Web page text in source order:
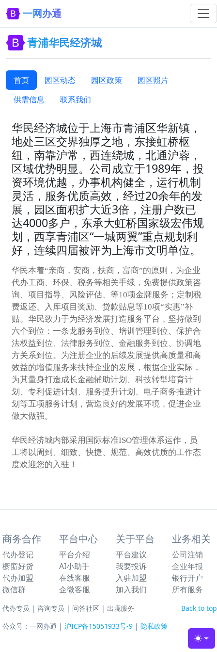
一网办通
青浦华民经济城
首页 园区动态 园区政策
园区照片
供需信息
联系我们
华民经济城位于上海市青浦区华新镇，
地处三区交界独厚之地，东接虹桥枢
纽，南靠沪常，西连绕城，北通沪蓉，
区域优势明显。公司成立于1989年，投
资环境优越，办事机构健全，运行机制
灵活，服务优质高效，经过20余年的发
展，园区面积扩大近3倍，注册户数已
达4000多户，东承大虹桥国家级宏伟规
划，西享青浦区“一城两翼”重点规划利
好，连续四届被评为上海市文明单位。
华民本着“亲商，安商，扶商，富商”的原则，为企业
代办工商、环保、税务等相关手续，免费提供政策咨
询、项目指导、风险评估、等10项金牌服务；定制税
费返还、入库项目奖励、贷款贴息等10项“实惠”补
贴。华民致力于为经济发展打造服务平台，坚持做到
六个到位：一条龙服务到位、培训管理到位、保护合
法权益到位、法律服务到位、金融服务到位、协调地
方关系到位。为注册企业的后续发展提供高质量和高
效益的增值服务来扶持企业的发展，根据企业实际，
为其量身打造成长金融辅助计划、科技转型培育计
划、专利促进计划、服务提升计划、电子商务推进计
划等五项服务计划，营造良好的发展环境，促进企业
做大做强。
华民经济城内部采用国际标准ISO管理体系运作，员
工将以周到、细致、快捷、规范、高效优质的工作态
度欢迎您的入驻！
商务合作
代办登记
橱窗好货
代办加盟
微信群
平台中心
平台介绍
AI小助手
在线客服
企微客服
关于平台
平台建议
我要投诉
入驻加盟
加入我们
业务相关
公司注销
企业年报
银行开户
所有服务
Back to top
代办专员 | 咨询专员 | 问答社区 | 出境服务
公众号：一网办通 | 沪ICP备15051933号-9 | 隐私政策